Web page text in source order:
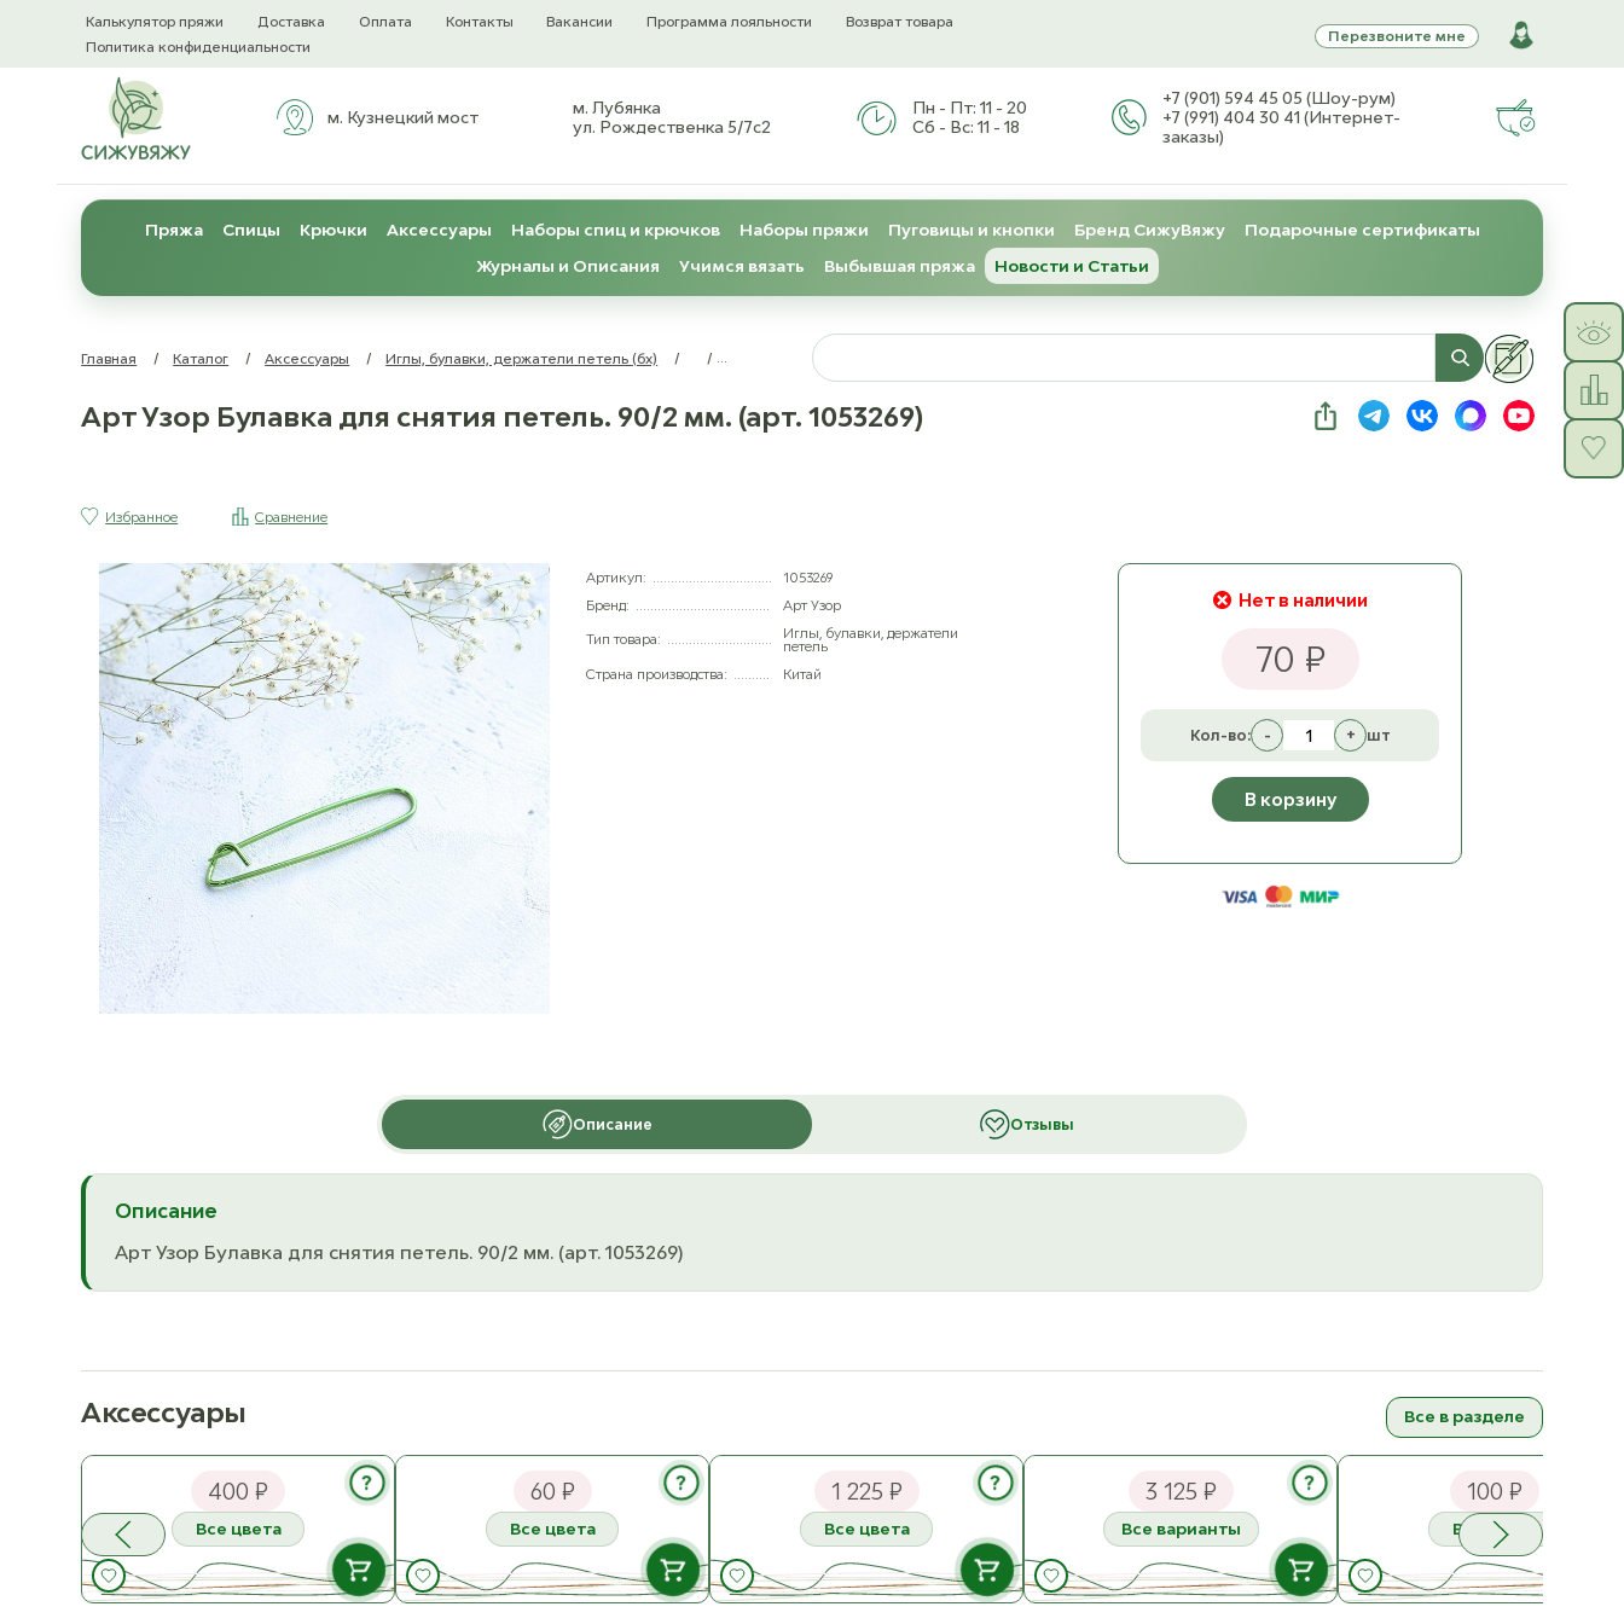
Калькулятор пряжи Доставка Оплата Контакты Вакансии Программа лояльности
Возврат товара
Политика конфиденциальности
Перезвоните мне
м. Кузнецкий мост
м. Лубянка
ул. Рождественка 5/7с2
Пн - Пт: 11 - 20
Сб - Вс: 11 - 18
+7 (901) 594 45 05 (Шоу-рум)
+7 (991) 404 30 41 (Интернет-
заказы)
Пряжа Спицы Крючки Аксессуары Наборы спиц и крючков Наборы пряжи Пуговицы и кнопки Бренд СижуВяжу
Подарочные сертификаты
Журналы и Описания
Учимся вязать Выбывшая пряжа Новости и Статьи
Главная / Каталог / Аксессуары / Иглы, булавки, держатели петель (бх) / /
Арт Узор Булавка для снятия петель. 90/2 мм. (арт. 1053269)
Избранное Сравнение
Артикул:
1053269
Бренд:
Арт Узор
Тип товара:
Иглы, булавки, держатели
петель
Страна производства:
Китай
Нет в наличии
70 ₽
Кол-во: - + шт
В корзину
Описание Отзывы
Описание
Арт Узор Булавка для снятия петель. 90/2 мм. (арт. 1053269)
Аксессуары
Все в разделе
СижуВяжу Сумка тканевая
?
400 ₽
Все цвета
Регилин корсетный 6 мм
?
60 ₽
Все цвета
Tulip Tapestry Needles Набор
игл с магнитным футляром №13,
14, 15, 16 Сталь
?
1 225 ₽
Все цвета
Katia Блокатор для вязания
?
3 125 ₽
Все варианты
СижуВяжу Набор булавок
100 ₽
Все цвета